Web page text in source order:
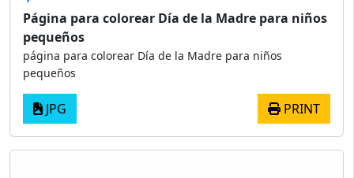
Página para colorear Día de la Madre para niños
pequeños
página para colorear Día de la Madre para niños
pequeños
JPG PRINT